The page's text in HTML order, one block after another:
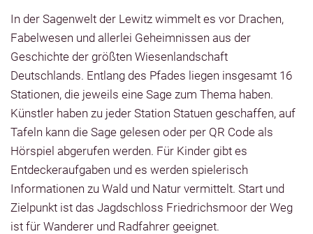
In der Sagenwelt der Lewitz wimmelt es vor Drachen,
Fabelwesen und allerlei Geheimnissen aus der
Geschichte der größten Wiesenlandschaft
Deutschlands. Entlang des Pfades liegen insgesamt 16
Stationen, die jeweils eine Sage zum Thema haben.
Künstler haben zu jeder Station Statuen geschaffen, auf
Tafeln kann die Sage gelesen oder per QR Code als
Hörspiel abgerufen werden. Für Kinder gibt es
Entdeckeraufgaben und es werden spielerisch
Informationen zu Wald und Natur vermittelt. Start und
Zielpunkt ist das Jagdschloss Friedrichsmoor der Weg
ist für Wanderer und Radfahrer geeignet.